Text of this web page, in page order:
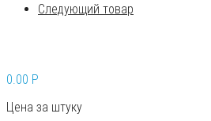
Следующий товар
0.00 P
Цена за штуку